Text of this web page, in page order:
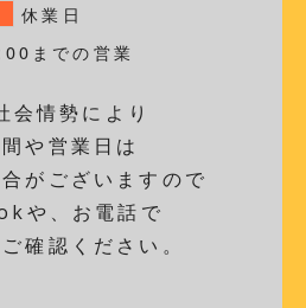
休業日
までの営業
会情勢により
や営業日は
がございますので
や、お電話で
確認ください。